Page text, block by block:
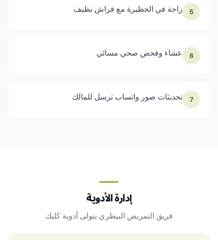
5 راحة في الحظيرة مع فراش نظيف
6 عشاء وفحص صحي مسائي
7 تحديثات صور واتساب ترسل للمالك
إدارة الأدوية
فريق التمريض البيطري يتولى أدوية كلبك